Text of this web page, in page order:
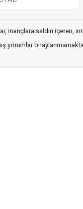
inançlara saldırı içeren,
yorumlar